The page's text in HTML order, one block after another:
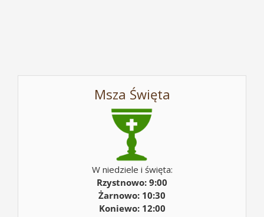
Msza Święta
W niedziele i święta:
Rzystnowo: 9:00
Żarnowo: 10:30
Koniewo: 12:00